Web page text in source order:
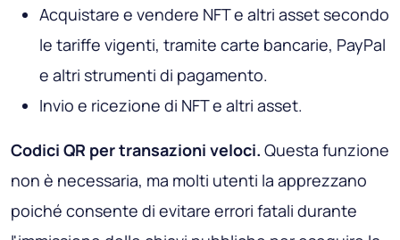
Acquistare e vendere NFT e altri asset secondo
le tariffe vigenti, tramite carte bancarie, PayPal
e altri strumenti di pagamento.
Invio e ricezione di NFT e altri asset.
Codici QR per transazioni veloci. Questa funzione
non è necessaria, ma molti utenti la apprezzano
poiché consente di evitare errori fatali durante